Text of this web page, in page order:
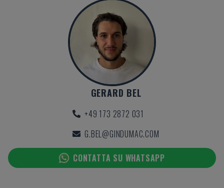
GERARD BEL
+49 173 2872 031
G.BEL@GINDUMAC.COM
CONTATTA SU WHATSAPP